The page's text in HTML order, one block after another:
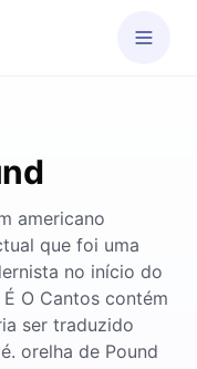
americano
que foi uma
no início do
O Cantos contém
ser traduzido
orelha de Pound